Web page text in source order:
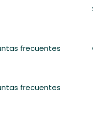
frecuentes
frecuentes